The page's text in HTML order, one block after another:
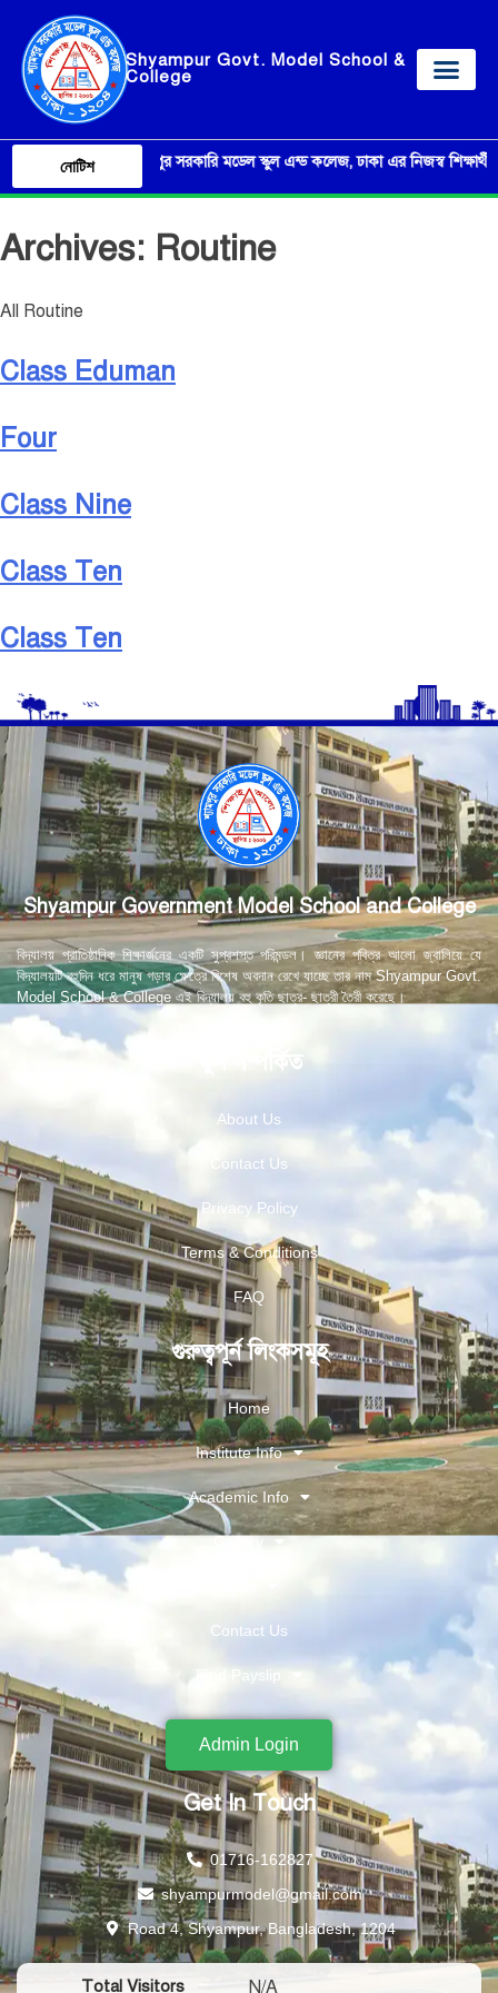
Shyampur Govt. Model School &
College
নোটিশশ্যামপুর সরকারি মডেল স্কুল এন্ড কলেজ, ঢাকা এর নিজস্ব শিক্ষার্থীদের
Archives: Routine
All Routine
Class Eduman
Four
Class Nine
Class Ten
Class Ten
Shyampur Government Model School and College
বিদ্যালয় প্রাতিষ্ঠানিক শিক্ষার্জনের একটি সুপ্রশস্ত পরিমন্ডল। জ্ঞানের পবিত্র আলো জ্বালিয়ে যে
বিদ্যালয়টি বহুদিন ধরে মানুষ গড়ার ক্ষেত্রে বিশেষ অবদান রেখে যাচ্ছে তার নাম Shyampur Govt.
Model School & College এই বিদ্যালয় বহু কৃতি ছাত্র- ছাত্রী তৈরী করেছে।
স্কুল সম্পর্কিত
About Us
Contact Us
Privacy Policy
Terms & Conditions
FAQ
গুরুত্বপূর্ন লিংকসমূহ
Home
Institute Info
Academic Info
Gallery
Contact Us
Find Payslip
Admin Login
Get In Touch
01716-162827
shyampurmodel@gmail.com
Road 4, Shyampur, Bangladesh, 1204
Total Visitors N/A